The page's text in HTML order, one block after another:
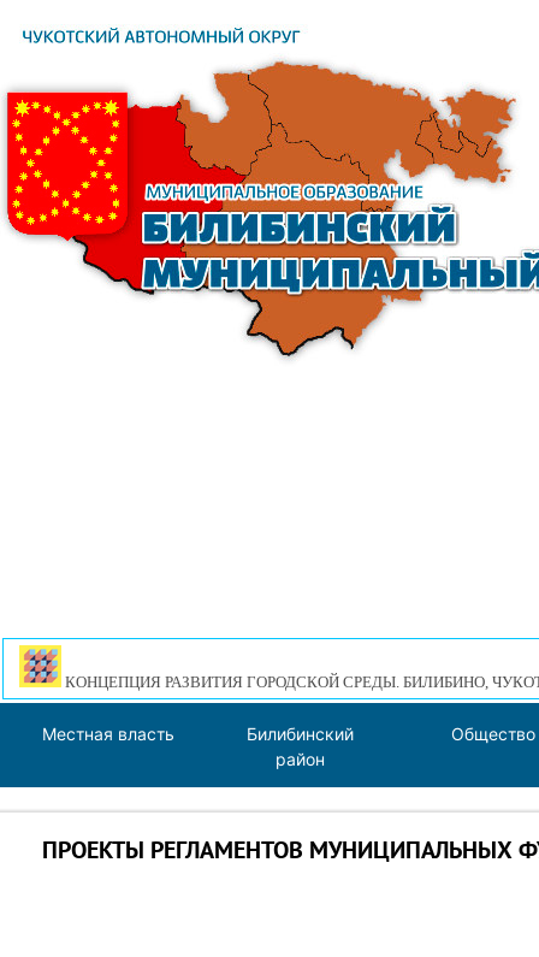
КОНЦЕПЦИЯ РАЗВИТИЯ ГОРОДСКОЙ СРЕДЫ. БИЛИБИНО,
Местная власть
Билибинский
район
Общество
ПРОЕКТЫ РЕГЛАМЕНТОВ МУНИЦИПАЛЬНЫХ